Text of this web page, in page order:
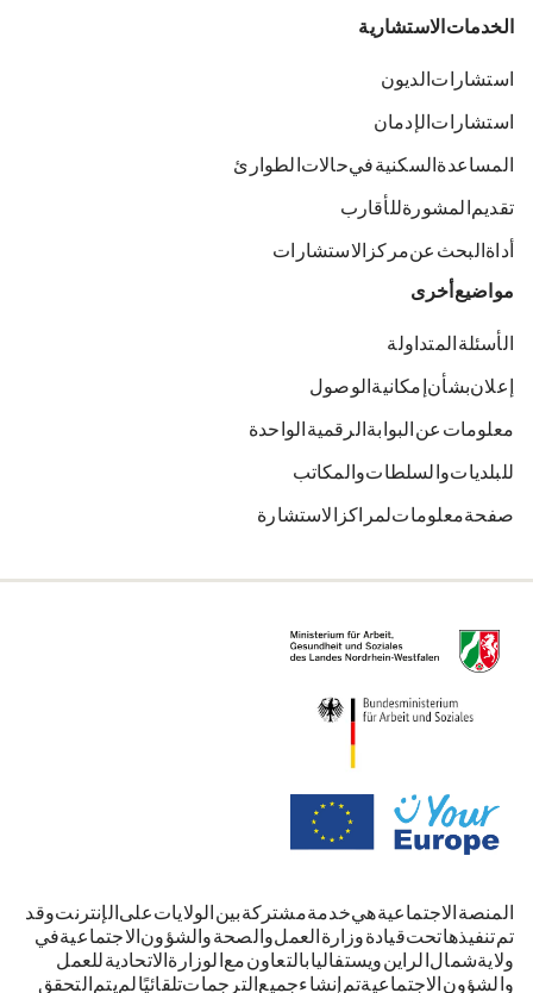
الخدمات الاستشارية
استشارات الديون
استشارات الإدمان
المساعدة السكنية في حالات الطوارئ
تقديم المشورة للأقارب
أداة البحث عن مركز الاستشارات
مواضيع أخرى
الأسئلة المتداولة
إعلان بشأن إمكانية الوصول
معلومات عن البوابة الرقمية الواحدة
للبلديات والسلطات والمكاتب
صفحة معلومات لمراكز الاستشارة
المنصة الاجتماعية هي خدمة مشتركة بين الولايات على الإنترنت. وقد
تم تنفيذها تحت قيادة وزارة العمل والصحة والشؤون الاجتماعية في
ولاية شمال الراين-ويستفاليا بالتعاون مع الوزارة الاتحادية للعمل
والشؤون الاجتماعية. تم إنشاء جميع الترجمات تلقائيًا. لم يتم التحقق